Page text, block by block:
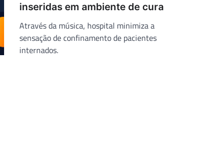
inseridas em ambiente de cura
Através da música, hospital minimiza a
sensação de confinamento de pacientes
internados.